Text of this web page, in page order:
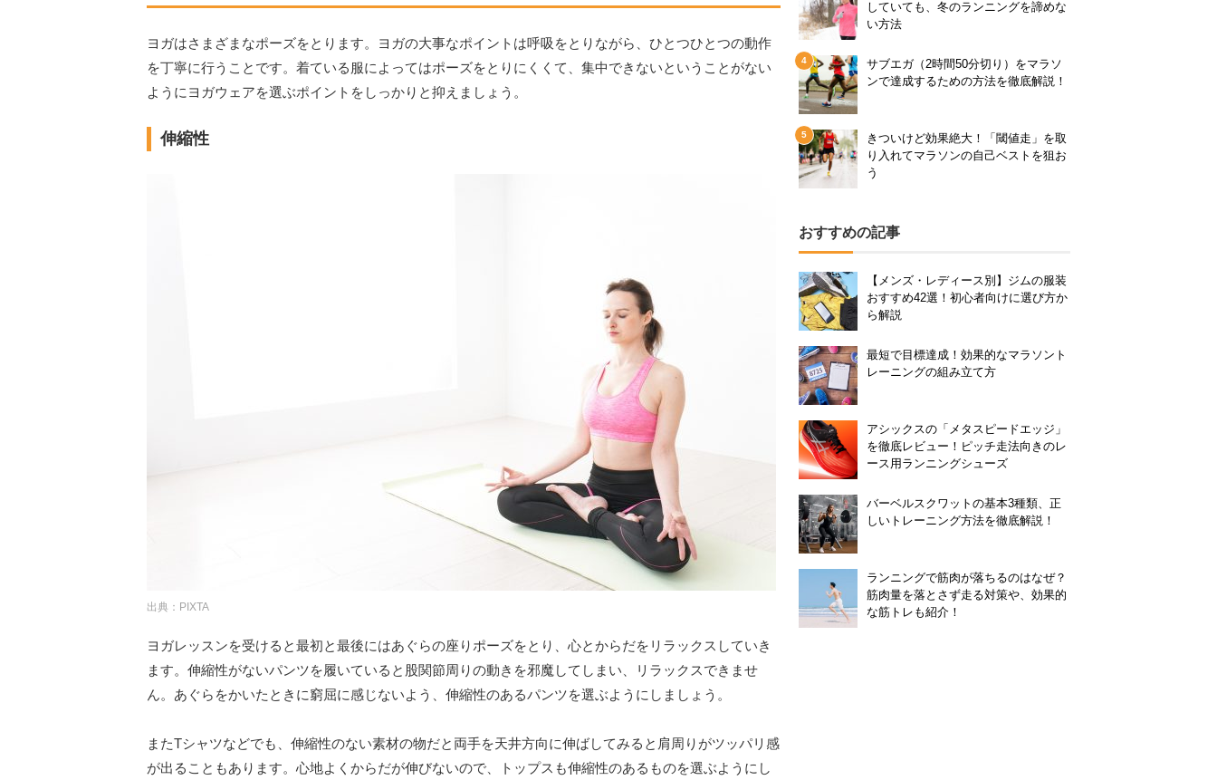
ヨガはさまざまなポーズをとります。ヨガの大事なポイントは呼吸をとりながら、ひとつひとつの動作
を丁寧に行うことです。着ている服によってはポーズをとりにくくて、集中できないということがない
ようにヨガウェアを選ぶポイントをしっかりと抑えましょう。
伸縮性
出典：PIXTA
ヨガレッスンを受けると最初と最後にはあぐらの座りポーズをとり、心とからだをリラックスしていき
ます。伸縮性がないパンツを履いていると股関節周りの動きを邪魔してしまい、リラックスできませ
ん。あぐらをかいたときに窮屈に感じないよう、伸縮性のあるパンツを選ぶようにしましょう。
またTシャツなどでも、伸縮性のない素材の物だと両手を天井方向に伸ばしてみると肩周りがツッパリ感
が出ることもあります。心地よくからだが伸びないので、トップスも伸縮性のあるものを選ぶようにし
していても、冬のランニングを諦めな
い方法
サブエガ（2時間50分切り）をマラソ
ンで達成するための方法を徹底解説！
きついけど効果絶大！「閾値走」を取
り入れてマラソンの自己ベストを狙お
う
おすすめの記事
【メンズ・レディース別】ジムの服装
おすすめ42選！初心者向けに選び方か
ら解説
最短で目標達成！効果的なマラソント
レーニングの組み立て方
アシックスの「メタスピードエッジ」
を徹底レビュー！ピッチ走法向きのレ
ース用ランニングシューズ
バーベルスクワットの基本3種類、正
しいトレーニング方法を徹底解説！
ランニングで筋肉が落ちるのはなぜ？
筋肉量を落とさず走る対策や、効果的
な筋トレも紹介！